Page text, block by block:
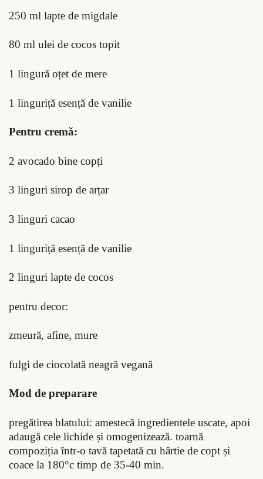
250 ml lapte de migdale
80 ml ulei de cocos topit
1 lingură oțet de mere
1 linguriță esență de vanilie
Pentru cremă:
2 avocado bine copți
3 linguri sirop de arțar
3 linguri cacao
1 linguriță esență de vanilie
2 linguri lapte de cocos
pentru decor:
zmeură, afine, mure
fulgi de ciocolată neagră vegană
Mod de preparare
pregătirea blatului: amestecă ingredientele uscate, apoi
adaugă cele lichide și omogenizează. toarnă
compoziția într-o tavă tapetată cu hârtie de copt și
coace la 180°c timp de 35-40 min.